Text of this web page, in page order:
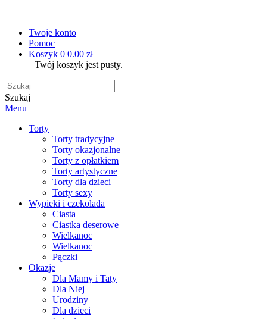
Twoje konto
Pomoc
Koszyk 0 0.00 zł
Twój koszyk jest pusty.
Szukaj
Menu
Torty
Torty tradycyjne
Torty okazjonalne
Torty z opłatkiem
Torty artystyczne
Torty dla dzieci
Torty sexy
Wypieki i czekolada
Ciasta
Ciastka deserowe
Wielkanoc
Wielkanoc
Pączki
Okazje
Dla Mamy i Taty
Dla Niej
Urodziny
Dla dzieci